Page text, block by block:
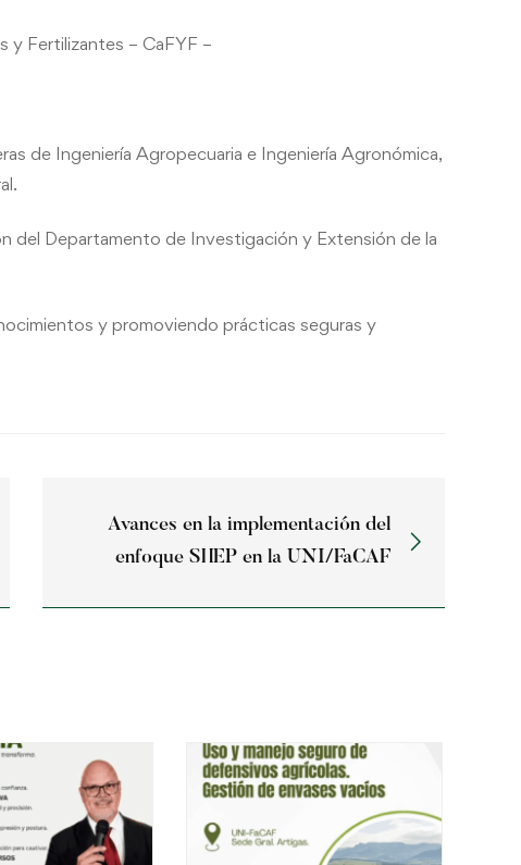
y Fertilizantes – CaFYF –
de Ingeniería Agropecuaria e Ingeniería Agronómica,
del Departamento de Investigación y Extensión de la
y promoviendo prácticas seguras y
Avances en la implementación del
enfoque SHEP en la UNI/FaCAF